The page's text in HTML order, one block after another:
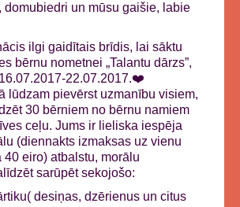
domubiedri un mūsu gaišie, labie
ilgi gaidītais brīdis, lai sāktu
bērnu nometnei „Talantu dārzs”,
22.07.2017.❤️
lūdzam pievērst uzmanību visiem,
30 bērniem no bērnu namiem
ceļu. Jums ir lieliska iespēja
(diennakts izmaksas uz vienu
40 eiro) atbalstu, morālu
sarūpēt sekojošo:
desiņas, dzērienus un citus